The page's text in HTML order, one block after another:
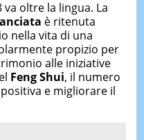
oltre la lingua. La
è ritenuta
nella vita di una
propizio per
alle iniziative
Feng Shui, il numero
e migliorare il